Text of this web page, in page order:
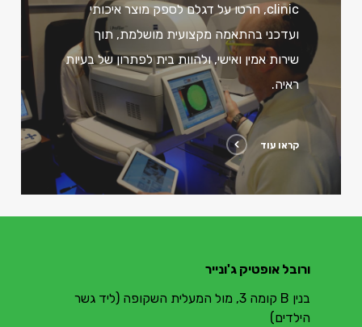
clinic, חרטו על דגלם לספק מוצר איכותי
ועדכני בהתאמה מקצועית מושלמת, תוך
שירות אמין ואישי, ולהוות בית לפתרון של בעיות
ראיה.
קראו עוד
ורובל אופטיק ג'ונייר
בנין B קומה 3, מול המעלית השקופה (ליד גשר
הילדים)